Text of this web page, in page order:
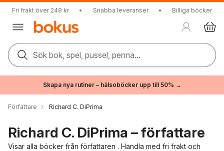
Fri frakt över 249 kr • Snabba leveranser • Billiga böcker
Sök bok, spel, pussel, penna...
Skapa nya rutiner – hälsoböcker upp till 50% →
Författare Richard C. DiPrima
Richard C. DiPrima – författare
Visar alla böcker från författaren . Handla med fri frakt och